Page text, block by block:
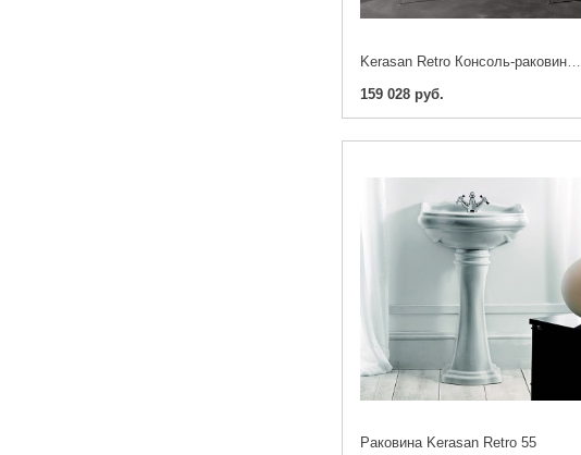
Kerasan Retro Консоль-раковина белая 100х55см, с 3 отв под смеситель, с ножками
159 028 руб.
Раковина Kerasan Retro 55